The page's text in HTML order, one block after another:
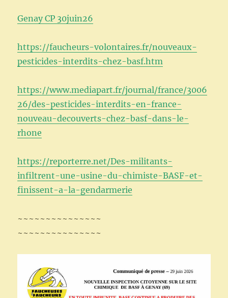
Genay CP 30juin26
https://faucheurs-volontaires.fr/nouveaux-
pesticides-interdits-chez-basf.htm
https://www.mediapart.fr/journal/france/3006
26/des-pesticides-interdits-en-france-
nouveau-decouverts-chez-basf-dans-le-
rhone
https://reporterre.net/Des-militants-
infiltrent-une-usine-du-chimiste-BASF-et-
finissent-a-la-gendarmerie
~~~~~~~~~~~~~~~
~~~~~~~~~~~~~~~